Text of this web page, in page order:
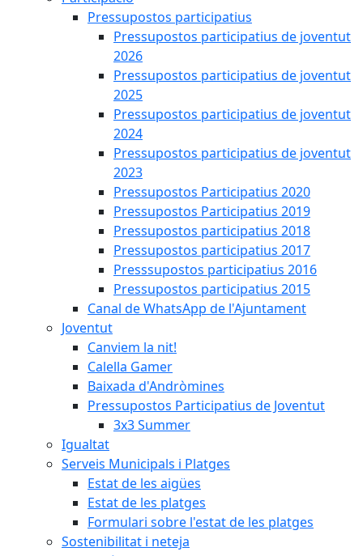
Pressupostos participatius
Pressupostos participatius de joventut
2026
Pressupostos participatius de joventut
2025
Pressupostos participatius de joventut
2024
Pressupostos participatius de joventut
2023
Pressupostos Participatius 2020
Pressupostos Participatius 2019
Pressupostos participatius 2018
Pressupostos participatius 2017
Presssupostos participatius 2016
Pressupostos participatius 2015
Canal de WhatsApp de l'Ajuntament
Joventut
Canviem la nit!
Calella Gamer
Baixada d'Andròmines
Pressupostos Participatius de Joventut
3x3 Summer
Igualtat
Serveis Municipals i Platges
Estat de les aigües
Estat de les platges
Formulari sobre l'estat de les platges
Sostenibilitat i neteja